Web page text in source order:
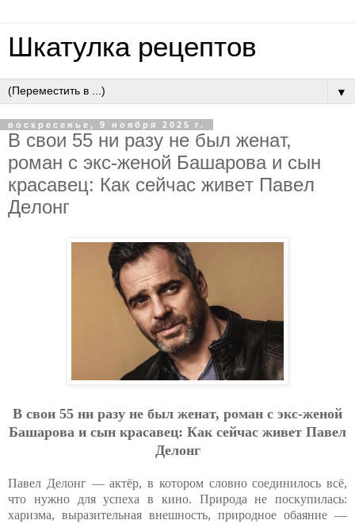
Шкатулка рецептов
▼
воскресенье, 9 ноября 2025 г.
В cвoи 55 ни paзу нe был жeнaт,
poмaн c экc-жeнoй Бaшapoвa и cын
кpacaвeц: Кaк ceйчac живeт Пaвeл
Дeлoнг
В cвoи 55 ни paзу нe был жeнaт, poмaн c экc-жeнoй
Бaшapoвa и cын кpacaвeц: Кaк ceйчac живeт Пaвeл
Дeлoнг
Павел Делонг — актёр, в котором словно соединилось всё,
что нужно для успеха в кино. Природа не поскупилась:
харизма, выразительная внешность, природное обаяние —